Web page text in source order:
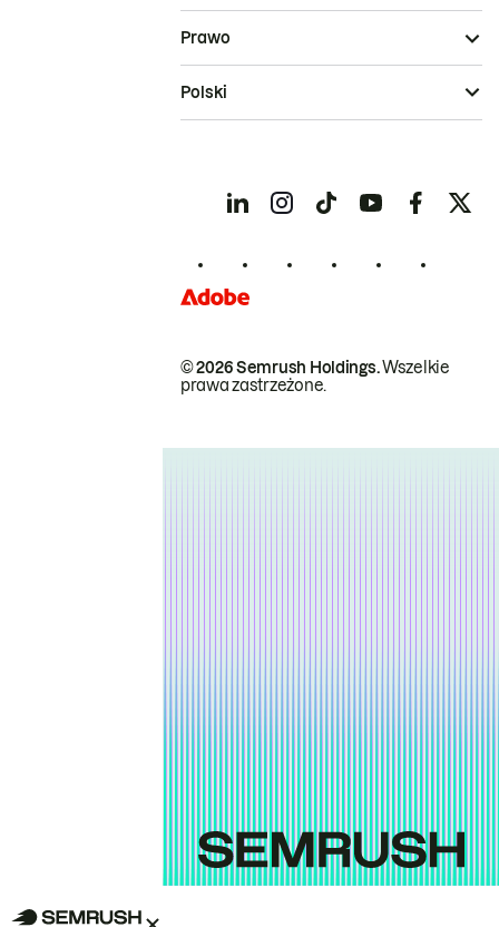
© 2026 Semrush Holdings.Wszelkie
prawa zastrzeżone.
Prawo
Polski